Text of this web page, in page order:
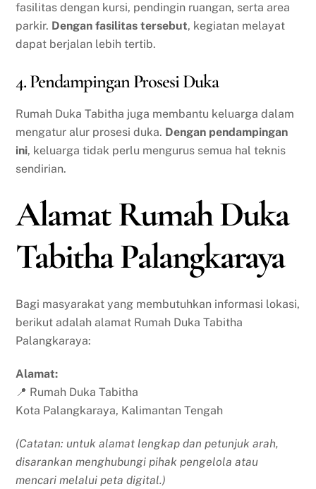
fasilitas dengan kursi, pendingin ruangan, serta area
parkir. Dengan fasilitas tersebut, kegiatan melayat
dapat berjalan lebih tertib.
4. Pendampingan Prosesi Duka
Rumah Duka Tabitha juga membantu keluarga dalam
mengatur alur prosesi duka. Dengan pendampingan
ini, keluarga tidak perlu mengurus semua hal teknis
sendirian.
Alamat Rumah Duka
Tabitha Palangkaraya
Bagi masyarakat yang membutuhkan informasi lokasi,
berikut adalah alamat Rumah Duka Tabitha
Palangkaraya:
Alamat:
📍 Rumah Duka Tabitha
Kota Palangkaraya, Kalimantan Tengah
(Catatan: untuk alamat lengkap dan petunjuk arah,
disarankan menghubungi pihak pengelola atau
mencari melalui peta digital.)